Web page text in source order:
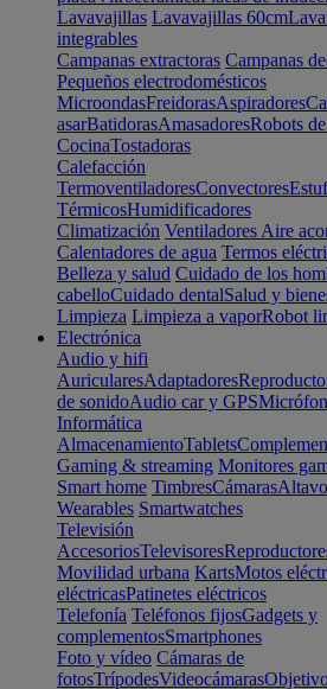
Lavavajillas Lavavajillas 60cm
integrables
Campanas extractoras Campanas
Pequeños electrodomésticos
MicroondasFreidorasAspiradores
asarBatidorasAmasadoresRobots
CocinaTostadoras
Calefacción
TermoventiladoresConvectores
TérmicosHumidificadores
Climatización Ventiladores Aire
Calentadores de agua Termos
Belleza y salud Cuidado de los
cabelloCuidado dentalSalud y
Limpieza Limpieza a vaporRobot
Electrónica
Audio y hifi
AuricularesAdaptadores
de sonidoAudio car y GPS
Informática
AlmacenamientoTablets
Gaming & streaming Monitores
Smart home TimbresCámaras
Wearables Smartwatches
Televisión
AccesoriosTelevisores
Movilidad urbana KartsMotos
eléctricasPatinetes eléctricos
Telefonía Teléfonos fijosGadgets y
complementosSmartphones
Foto y vídeo Cámaras de
fotosTrípodesVideocámaras